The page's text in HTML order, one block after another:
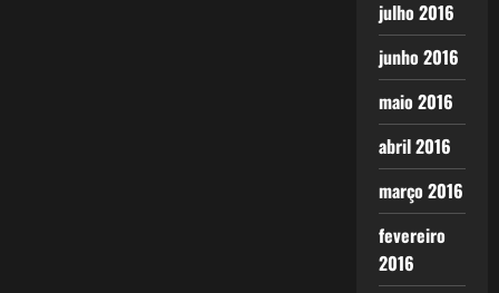
julho 2016
junho 2016
maio 2016
abril 2016
março 2016
fevereiro
2016